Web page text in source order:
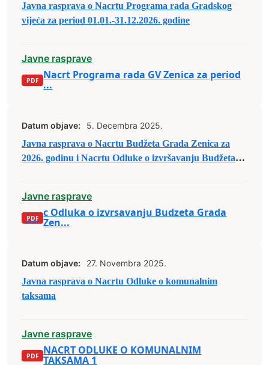
Javna rasprava o Nacrtu Programa rada Gradskog
vijeća za period 01.01.-31.12.2026. godine
Javne rasprave
Nacrt Programa rada GV Zenica za period
...
Datum objave:
5. Decembra 2025.
Javna rasprava o Nacrtu Budžeta Grada Zenica za
2026. godinu i Nacrtu Odluke o izvršavanju Budžeta
Javne rasprave
c Odluka o izvrsavanju Budzeta Grada
Zen...
Datum objave:
27. Novembra 2025.
Javna rasprava o Nacrtu Odluke o komunalnim
taksama
Javne rasprave
NACRT ODLUKE O KOMUNALNIM
TAKSAMA 1